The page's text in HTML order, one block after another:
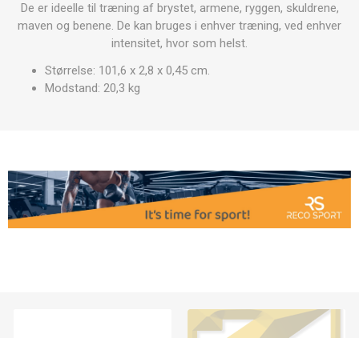
De er ideelle til træning af brystet, armene, ryggen, skuldrene,
maven og benene. De kan bruges i enhver træning, ved enhver
intensitet, hvor som helst.
Størrelse: 101,6 x 2,8 x 0,45 cm.
Modstand: 20,3 kg